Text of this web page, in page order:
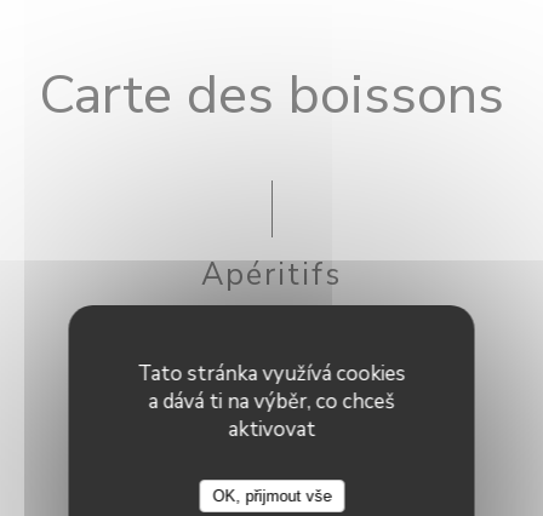
Tato stránka využívá cookies
a dává ti na výběr, co chceš
aktivovat
OK, přijmout vše
Carte des boissons
Apéritifs
KIR
5,00 EUR
KIR ROYAL